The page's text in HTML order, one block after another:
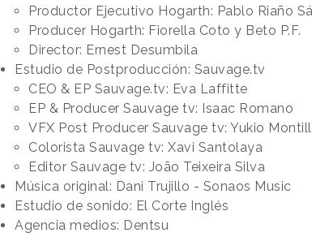
Productor Ejecutivo Hogarth: Pablo Riaño
Producer Hogarth: Fiorella Coto y Beto P.F.
Director: Ernest Desumbila
Estudio de Postproducción: Sauvage.tv
CEO & EP Sauvage.tv: Eva Laffitte
EP & Producer Sauvage tv: Isaac Romano
VFX Post Producer Sauvage tv: Yukio
Colorista Sauvage tv: Xavi Santolaya
Editor Sauvage tv: João Teixeira Silva
Música original: Dani Trujillo - Sonaos Music
Estudio de sonido: El Corte Inglés
Agencia medios: Dentsu